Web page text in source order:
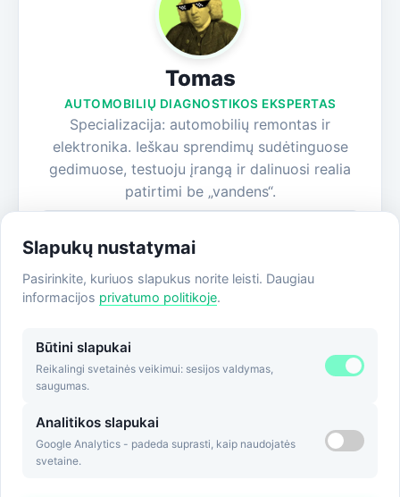
Tomas
AUTOMOBILIŲ DIAGNOSTIKOS EKSPERTAS
Specializacija: automobilių remontas ir
elektronika. Ieškau sprendimų sudėtinguose
gedimuose, testuoju įrangą ir dalinuosi realia
patirtimi be „vandens“.
Apie autorių
Slapukų nustatymai
Pasirinkite, kuriuos slapukus norite leisti. Daugiau
informacijos privatumo politikoje.
Būtini slapukai
Reikalingi svetainės veikimui: sesijos valdymas,
saugumas.
Analitikos slapukai
Google Analytics - padeda suprasti, kaip naudojatės
svetaine.